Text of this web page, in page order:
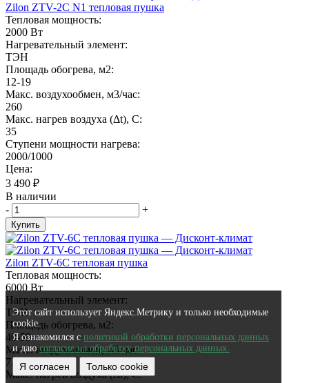
Этот сайт использует Яндекс.Метрику и только необходимые
cookie.
Я ознакомился с политикой обработки персональных данных
и даюсогласие на обработку персональных данных.
Я согласен Только cookie
Zilon ZTV-2С N1 тепловая пушка
Тепловая мощность:
2000 Вт
Нагревательный элемент:
ТЭН
Площадь обогрева, м2:
12-19
Макс. воздухообмен, м3/час:
260
Макс. нагрев воздуха (Δt), C:
35
Ступени мощности нагрева:
2000/1000
Цена:
3 490 ₽
В наличии
-
+
Купить
Zilon ZTV-6C тепловая пушка
Тепловая мощность:
6000 Вт
Нагревательный элемент:
ТЭН
Площадь обогрева, м2:
40-59
Макс. воздухообмен, м3/час:
720
Макс. нагрев воздуха (Δt), C: